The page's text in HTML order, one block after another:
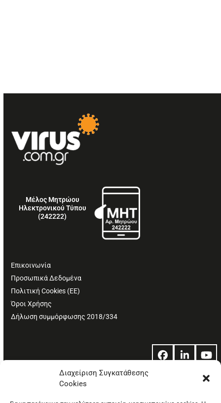
Διαχείριση Συγκατάθεσης
Cookies
Μέλος Μητρώου
Ηλεκτρονικού Τύπου
(242222)
Επικοινωνία
Προσωπικά Δεδομένα
Πολιτική Cookies (ΕΕ)
Όροι Χρήσης
Δήλωση συμμόρφωσης 2018/334
Facebook
LinkedIn
© Copyright: Ethos Media S.A.